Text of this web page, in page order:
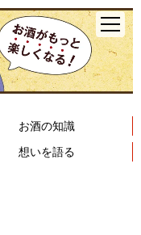
お酒の知識
想いを語る